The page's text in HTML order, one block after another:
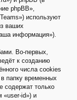
phpBB»,
используют
ваших
информация»).
Во-первых,
к созданию
числа cookies
папку временных
содержат только
«user-id») и